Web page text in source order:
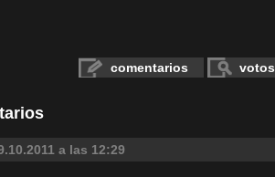
comentarios votos
a las 12:29